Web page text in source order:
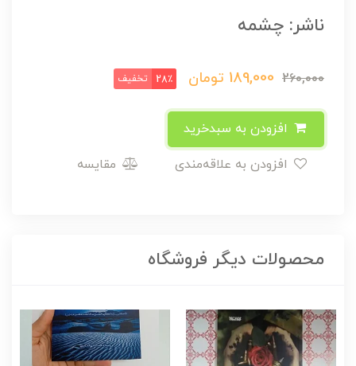
ناشر: چشمه
260,000
189,000 تومان 28٪ تخفیف
مقایسه
محصولات دیگر فروشگاه